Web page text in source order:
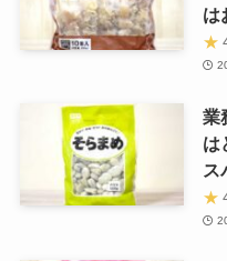
は
★
業
は
ス
★